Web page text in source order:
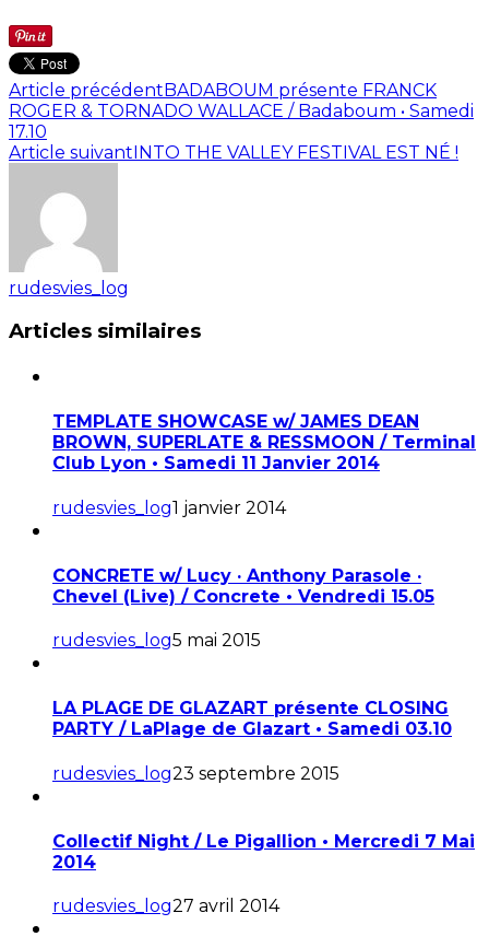
Article précédentBADABOUM présente FRANCK
ROGER & TORNADO WALLACE / Badaboum • Samedi
17.10
Article suivantINTO THE VALLEY FESTIVAL EST NÉ !
rudesvies_log
Articles similaires
TEMPLATE SHOWCASE w/ JAMES DEAN
BROWN, SUPERLATE & RESSMOON / Terminal
Club Lyon • Samedi 11 Janvier 2014
rudesvies_log1 janvier 2014
CONCRETE w/ Lucy · Anthony Parasole ·
Chevel (Live) / Concrete • Vendredi 15.05
rudesvies_log5 mai 2015
LA PLAGE DE GLAZART présente CLOSING
PARTY / LaPlage de Glazart • Samedi 03.10
rudesvies_log23 septembre 2015
Collectif Night / Le Pigallion • Mercredi 7 Mai
2014
rudesvies_log27 avril 2014